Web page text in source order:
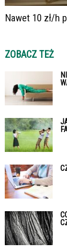
Nawet 10 zł/h
ZOBACZ TEŻ